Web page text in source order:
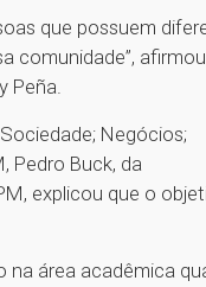
que possuem
comunidade”,
Peña.
Negócios;
Pedro Buck, da
explicou que o
na área acadêmica